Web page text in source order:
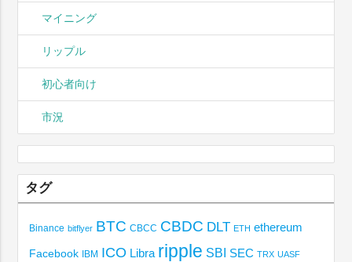
マイニング
リップル
初心者向け
市況
タグ
Binance bitflyer BTC CBCC CBDC DLT ETH ethereum
Facebook IBM ICO Libra ripple SBI SEC TRX UASF